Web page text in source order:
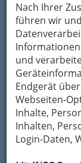
Nach Ihrer
führen wir
und
Endgerät
Webseiten-
Inhalte,
Inhalten,
Login-Daten,
Wir
...die Ihnen